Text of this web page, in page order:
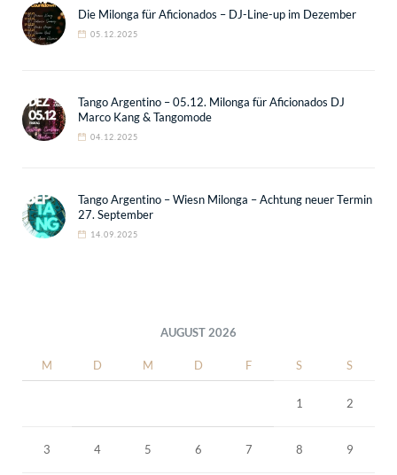
Die Milonga für Aficionados – DJ-Line-up im Dezember
05.12.2025
Tango Argentino – 05.12. Milonga für Aficionados DJ
Marco Kang & Tangomode
04.12.2025
Tango Argentino – Wiesn Milonga – Achtung neuer Termin
27. September
14.09.2025
AUGUST 2026
M D M D F S S
1 2
3 4 5 6 7 8 9